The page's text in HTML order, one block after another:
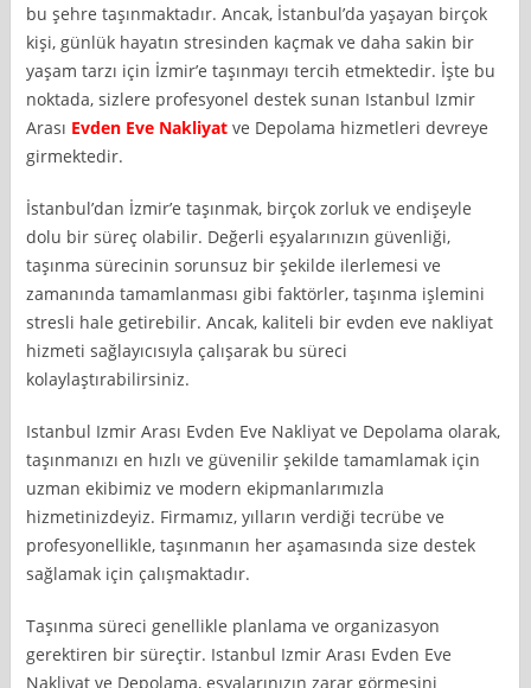
bu şehre taşınmaktadır. Ancak, İstanbul’da yaşayan birçok
kişi, günlük hayatın stresinden kaçmak ve daha sakin bir
yaşam tarzı için İzmir’e taşınmayı tercih etmektedir. İşte bu
noktada, sizlere profesyonel destek sunan Istanbul Izmir
Arası Evden Eve Nakliyat ve Depolama hizmetleri devreye
girmektedir.
İstanbul’dan İzmir’e taşınmak, birçok zorluk ve endişeyle
dolu bir süreç olabilir. Değerli eşyalarınızın güvenliği,
taşınma sürecinin sorunsuz bir şekilde ilerlemesi ve
zamanında tamamlanması gibi faktörler, taşınma işlemini
stresli hale getirebilir. Ancak, kaliteli bir evden eve nakliyat
hizmeti sağlayıcısıyla çalışarak bu süreci
kolaylaştırabilirsiniz.
Istanbul Izmir Arası Evden Eve Nakliyat ve Depolama olarak,
taşınmanızı en hızlı ve güvenilir şekilde tamamlamak için
uzman ekibimiz ve modern ekipmanlarımızla
hizmetinizdeyiz. Firmamız, yılların verdiği tecrübe ve
profesyonellikle, taşınmanın her aşamasında size destek
sağlamak için çalışmaktadır.
Taşınma süreci genellikle planlama ve organizasyon
gerektiren bir süreçtir. Istanbul Izmir Arası Evden Eve
Nakliyat ve Depolama, eşyalarınızın zarar görmesini